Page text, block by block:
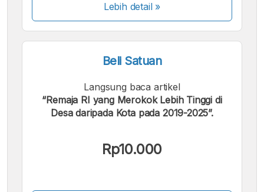
Lebih detail »
Beli Satuan
Langsung baca artikel
“Remaja RI yang Merokok Lebih Tinggi di
Desa daripada Kota pada 2019-2025”.
Rp10.000
Kami menerima pembayaran berikut: